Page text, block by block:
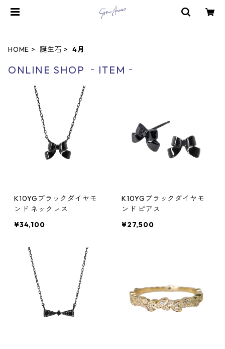
HOME 誕生石 4月
ONLINE SHOP ‐ITEM‐
K10YGブラックダイヤモ
ンド ネックレス
¥34,100
K10YGブラックダイヤモ
ンド ピアス
¥27,500